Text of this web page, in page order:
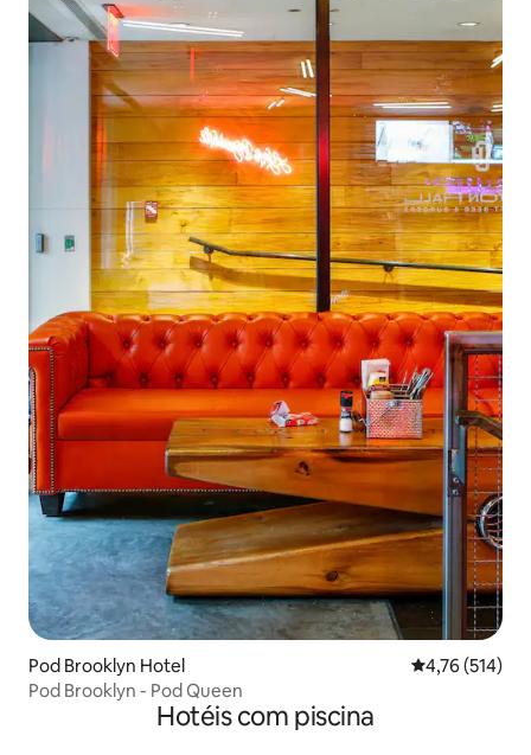
Pod Brooklyn Hotel 4,76 de uma
4,76 (514)
Pod Brooklyn - Pod Queen
Hotéis com piscina